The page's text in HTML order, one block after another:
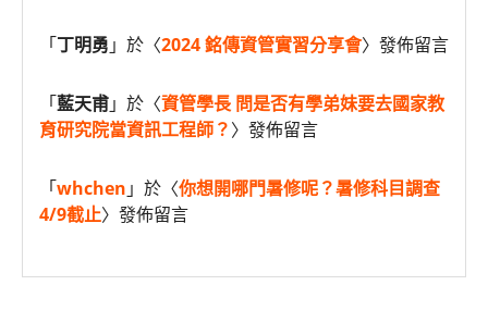
「丁明勇 」於〈2024 銘傳資管實習分享會〉發佈留言
「藍天甫」於〈資管學長 問是否有學弟妹要去國家教
育研究院當資訊工程師？〉發佈留言
「whchen 」於〈你想開哪門暑修呢？暑修科目調查
4/9截止〉發佈留言